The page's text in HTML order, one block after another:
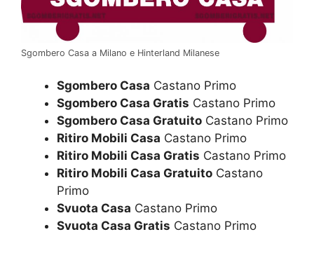
Sgombero Casa a Milano e Hinterland Milanese
Sgombero Casa Castano Primo
Sgombero Casa Gratis Castano Primo
Sgombero Casa Gratuito Castano Primo
Ritiro Mobili Casa Castano Primo
Ritiro Mobili Casa Gratis Castano Primo
Ritiro Mobili Casa Gratuito Castano
Primo
Svuota Casa Castano Primo
Svuota Casa Gratis Castano Primo